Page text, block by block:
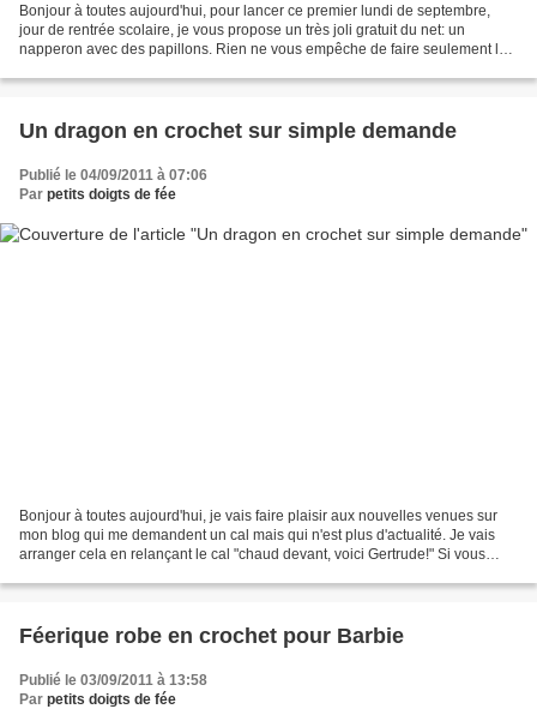
Bonjour à toutes aujourd'hui, pour lancer ce premier lundi de septembre,
jour de rentrée scolaire, je vous propose un très joli gratuit du net: un
napperon avec des papillons. Rien ne vous empêche de faire seulement les
Un dragon en crochet sur simple demande
Publié le 04/09/2011 à 07:06
Par petits doigts de fée
Bonjour à toutes aujourd'hui, je vais faire plaisir aux nouvelles venues sur
mon blog qui me demandent un cal mais qui n'est plus d'actualité. Je vais
arranger cela en relançant le cal "chaud devant, voici Gertrude!" Si vous
Féerique robe en crochet pour Barbie
Publié le 03/09/2011 à 13:58
Par petits doigts de fée